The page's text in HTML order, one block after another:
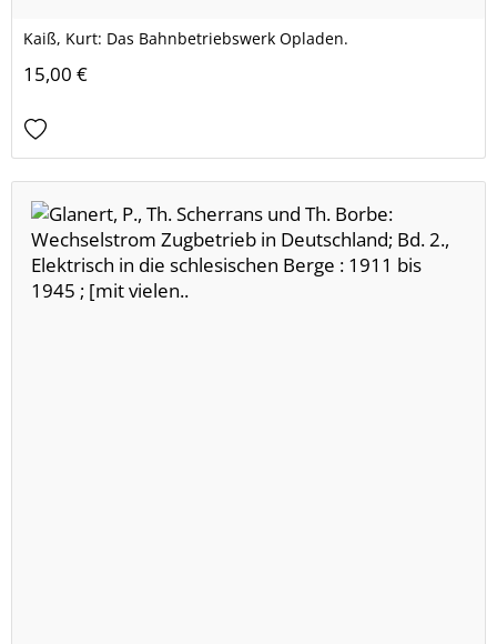
Kaiß, Kurt: Das Bahnbetriebswerk Opladen.
15,00 €